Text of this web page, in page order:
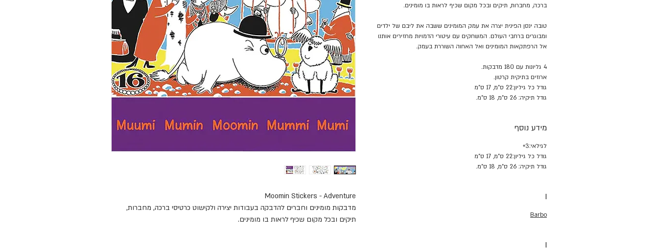
Moomin Stickers - Adventure
מדבקות מומינים וחברים להדבקה בעבודות יצירה ולקישוט כרטיסי ברכה, מחברות,
תיקים ובכל מקום שכיף לראות בו מומינים.
ברכה, מחברות, תיקים ובכל מקום שכיף לראות בו מומינים.
טובה ינסן הפינית יצרה את עמק המומינים ששבה את ליבם של ילדים
ומבוגרים ברחבי העולם. המשחקים עם עיטורי הדמויות מחזירים אותנו
אל הרפתקאות המומינים ואל האחוה השוררת בעמק.
4 גליונות עם 180 מדבקות.
ארוזים בתיקית קרטון.
גודל כל גיליון:22 ס"מ, 17 ס"מ
גודל תיקיה: 26 ס"מ, 18 ס"מ.
מידע נוסף
לגילאי:3+
גודל כל גיליון:22 ס"מ, 17 ס"מ
גודל תיקיה: 26 ס"מ, 18 ס"מ.
I
Barbo
I